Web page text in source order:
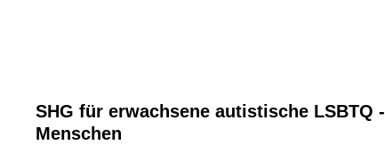
SHG für erwachsene autistische LSBTQ -
Menschen